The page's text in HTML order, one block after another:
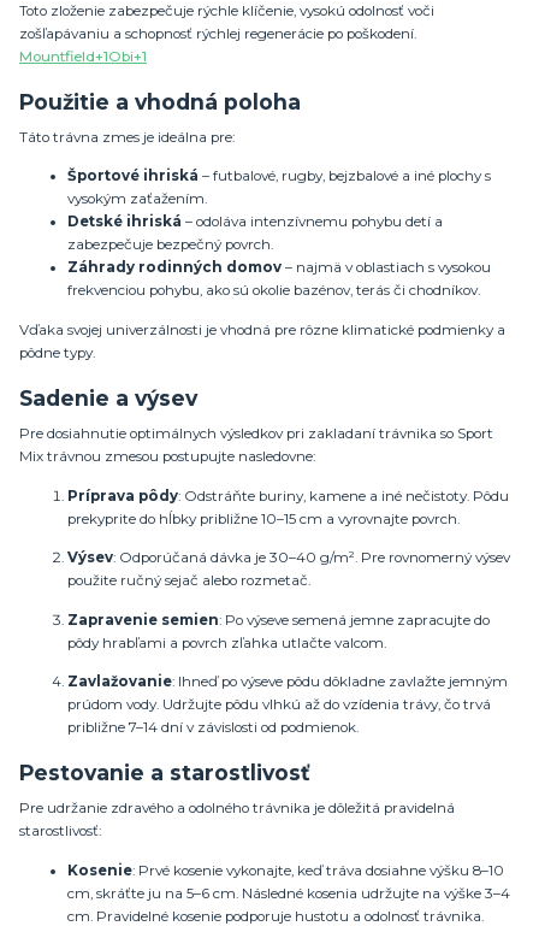
Toto zloženie zabezpečuje rýchle klíčenie, vysokú odolnosť voči
zošľapávaniu a schopnosť rýchlej regenerácie po poškodení.
Mountfield+1Obi+1
Použitie a vhodná poloha
Táto trávna zmes je ideálna pre:
Športové ihriská – futbalové, rugby, bejzbalové a iné plochy s
vysokým zaťažením.
Detské ihriská – odoláva intenzívnemu pohybu detí a
zabezpečuje bezpečný povrch.
Záhrady rodinných domov – najmä v oblastiach s vysokou
frekvenciou pohybu, ako sú okolie bazénov, terás či chodníkov.
Vďaka svojej univerzálnosti je vhodná pre rôzne klimatické podmienky a
pôdne typy.
Sadenie a výsev
Pre dosiahnutie optimálnych výsledkov pri zakladaní trávnika so Sport
Mix trávnou zmesou postupujte nasledovne:
Príprava pôdy: Odstráňte buriny, kamene a iné nečistoty. Pôdu
prekyprite do hĺbky približne 10–15 cm a vyrovnajte povrch.
Výsev: Odporúčaná dávka je 30–40 g/m². Pre rovnomerný výsev
použite ručný sejač alebo rozmetač.
Zapravenie semien: Po výseve semená jemne zapracujte do
pôdy hrabľami a povrch zľahka utlačte valcom.
Zavlažovanie: Ihneď po výseve pôdu dôkladne zavlažte jemným
prúdom vody. Udržujte pôdu vlhkú až do vzídenia trávy, čo trvá
približne 7–14 dní v závislosti od podmienok.
Pestovanie a starostlivosť
Pre udržanie zdravého a odolného trávnika je dôležitá pravidelná
starostlivosť:
Kosenie: Prvé kosenie vykonajte, keď tráva dosiahne výšku 8–10
cm, skráťte ju na 5–6 cm. Následné kosenia udržujte na výške 3–4
cm. Pravidelné kosenie podporuje hustotu a odolnosť trávnika.